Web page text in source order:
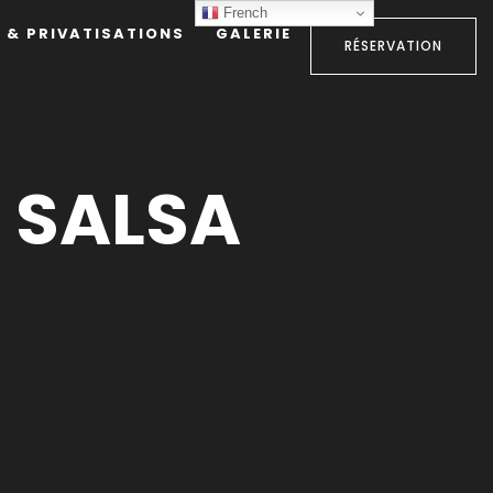
& PRIVATISATIONS
GALERIE
RÉSERVATION
French